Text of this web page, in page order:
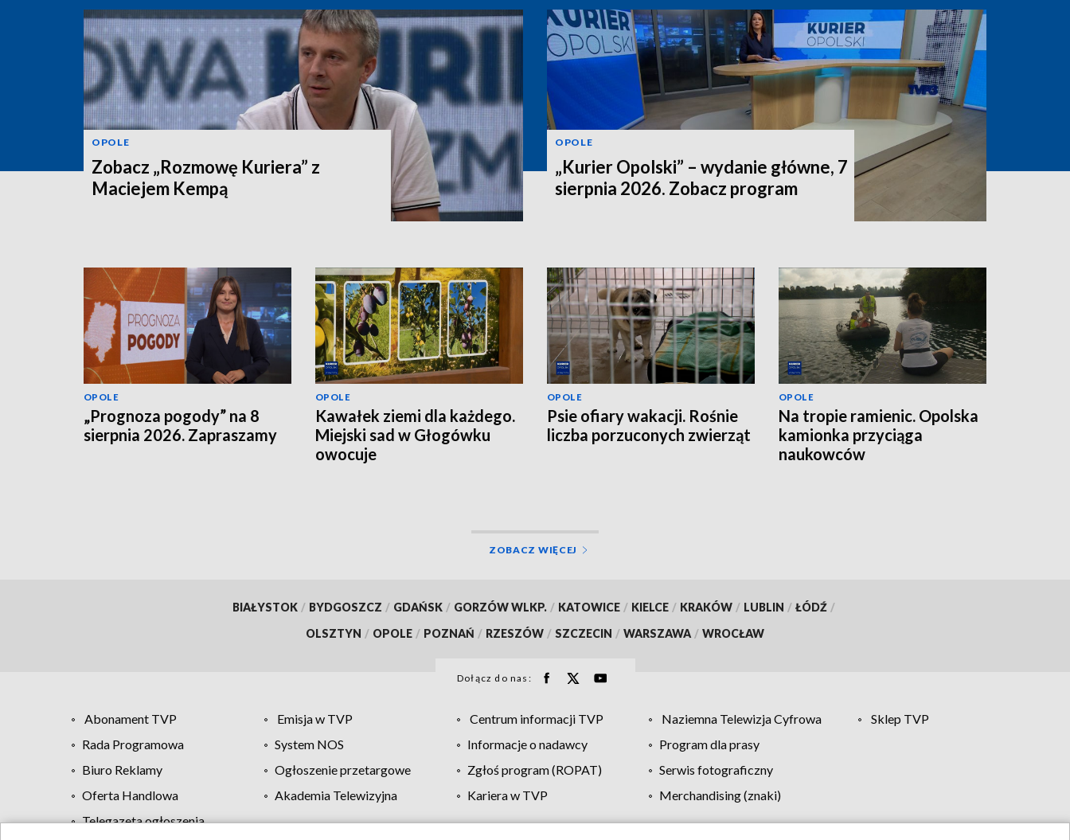
OPOLE
Zobacz „Rozmowę Kuriera” z
Maciejem Kempą
OPOLE
„Kurier Opolski” – wydanie główne, 7
sierpnia 2026. Zobacz program
OPOLE
„Prognoza pogody” na 8
sierpnia 2026. Zapraszamy
OPOLE
Kawałek ziemi dla każdego.
Miejski sad w Głogówku
owocuje
OPOLE
Psie ofiary wakacji. Rośnie
liczba porzuconych zwierząt
OPOLE
Na tropie ramienic. Opolska
kamionka przyciąga
naukowców
ZOBACZ WIĘCEJ
BIAŁYSTOK / BYDGOSZCZ / GDAŃSK / GORZÓW WLKP. / KATOWICE / KIELCE / KRAKÓW / LUBLIN / ŁÓDŹ /
OLSZTYN / OPOLE / POZNAŃ / RZESZÓW / SZCZECIN / WARSZAWA / WROCŁAW
Dołącz do nas:
Abonament TVP Emisja w TVP Centrum informacji TVP Naziemna Telewizja Cyfrowa
Sklep TVP
Rada Programowa
System NOS Informacje o nadawcy
Program dla prasy
Biuro Reklamy
Ogłoszenie przetargowe Zgłoś program (ROPAT)
Serwis fotograficzny
Oferta Handlowa
Akademia Telewizyjna Kariera w TVP
Merchandising (znaki)
Telegazeta ogłoszenia